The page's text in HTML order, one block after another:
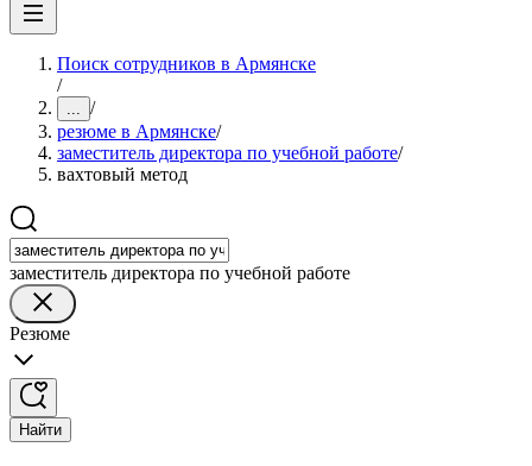
Поиск сотрудников в Армянске
/
... /
резюме в Армянске/
заместитель директора по учебной работе/
вахтовый метод
заместитель директора по учебной работе
Резюме
Найти